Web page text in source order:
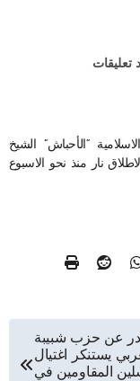
تعليقات
نار منذ نحو الاسبوع
عن حزب شبيبة
يستنكر اغتيال
المقاومين في